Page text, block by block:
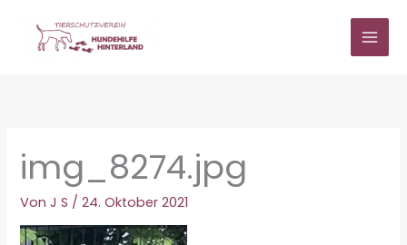
springen
img_8274.jpg
VonJ S /24. Oktober 2021